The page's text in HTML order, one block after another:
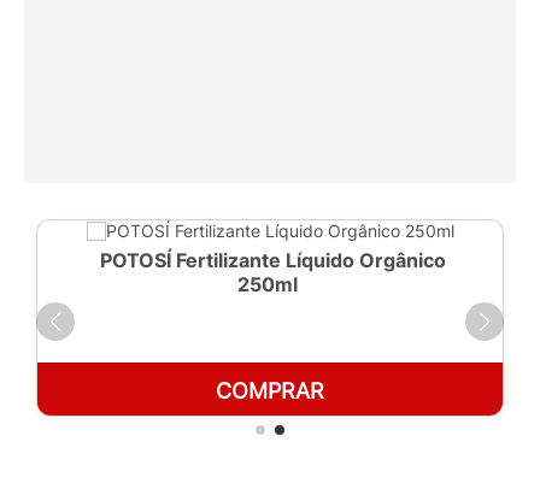
POTOSÍ Fertilizante Líquido Orgânico
250ml
COMPRAR